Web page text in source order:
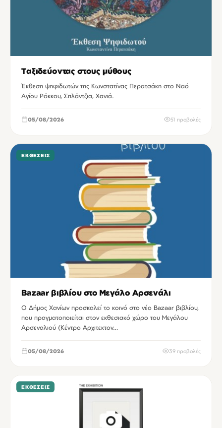
Ταξιδεύοντας στους μύθους
Έκθεση ψηφιδωτών της Κωνστατίνας Περατσάκη στο Ναό
Αγίου Ρόκκου, Σπλάντζια, Χανιά.
05/08/2026 51 προβολές
ΕΚΘΈΣΕΙΣ
Bazaar βιβλίου στο Μεγάλο Αρσενάλι
Ο Δήμος Χανίων προσκαλεί το κοινό στο νέο Bazaar βιβλίου,
που πραγματοποιείται στον εκθεσιακό χώρο του Μεγάλου
Αρσεναλιού (Κέντρο Αρχιτεκτον…
05/08/2026 39 προβολές
ΕΚΘΈΣΕΙΣ